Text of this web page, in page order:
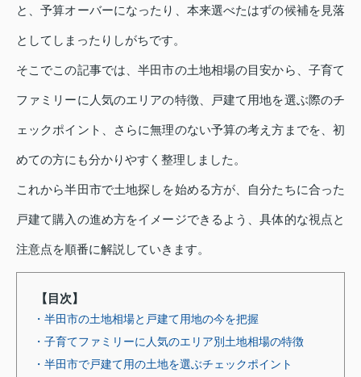
と、予算オーバーになったり、本来選べたはずの候補を見落
としてしまったりしがちです。
そこでこの記事では、半田市の土地相場の目安から、子育て
ファミリーに人気のエリアの特徴、戸建て用地を選ぶ際のチ
ェックポイント、さらに無理のない予算の考え方までを、初
めての方にも分かりやすく整理しました。
これから半田市で土地探しを始める方が、自分たちに合った
戸建て購入の進め方をイメージできるよう、具体的な視点と
注意点を順番に解説していきます。
【目次】
・半田市の土地相場と戸建て用地の今を把握
・子育てファミリーに人気のエリア別土地相場の特徴
・半田市で戸建て用の土地を選ぶチェックポイント